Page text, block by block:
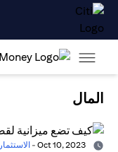
المال
- الاستثمار